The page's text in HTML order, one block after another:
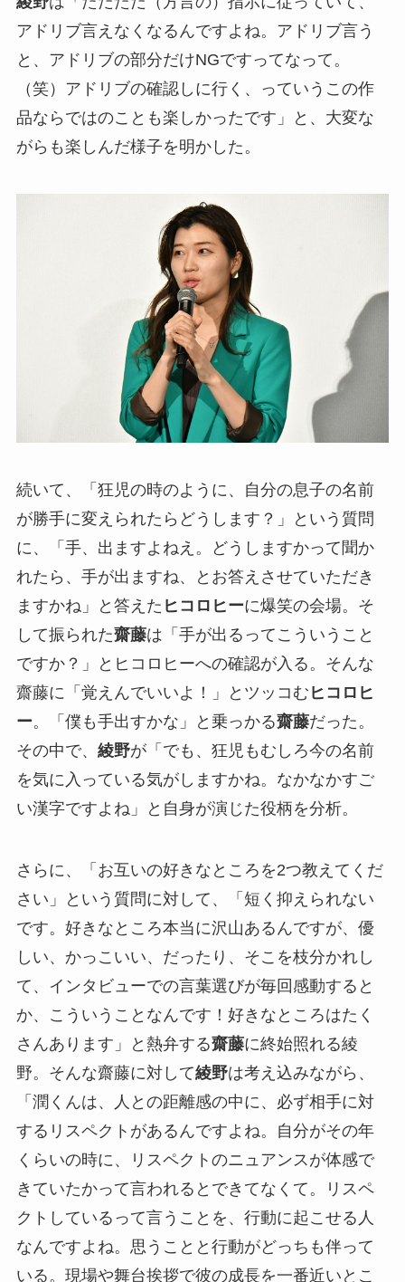
アドリブ言えなくなるんですよね。アドリブ言う
と、アドリブの部分だけNGですってなって。
（笑）アドリブの確認しに行く、っていうこの作
品ならではのことも楽しかったです」と、大変な
がらも楽しんだ様子を明かした。
続いて、「狂児の時のように、自分の息子の名前
が勝手に変えられたらどうします？」という質問
に、「手、出ますよねえ。どうしますかって聞か
れたら、手が出ますね、とお答えさせていただき
ますかね」と答えた ヒコロヒーに爆笑の会場。そ
して振られた齋藤は「手が出るってこういうこと
ですか？」とヒコロヒーへの確認が入る。そんな
齋藤に「覚えんでいいよ！」とツッコむ ヒコロヒ
ー。「僕も手出すかな」と乗っかる齋藤だった。
その中で、 綾野が「でも、狂児もむしろ今の名前
を気に入っている気がしますかね。なかなかすご
い漢字ですよね」と自身が演じた役柄を分析。
さらに、「お互いの好きなところを2つ教えてくだ
さい」という質問に対して、「短く抑えられない
です。好きなところ本当に沢山あるんですが、優
しい、かっこいい、だったり、そこを枝分かれし
て、インタビューでの言葉選びが毎回感動すると
か、こういうことなんです！好きなところはたく
さんあります」と熱弁する齋藤に終始照れる綾
野。そんな齋藤に対して綾野は考え込みながら、
「潤くんは、人との距離感の中に、必ず相手に対
するリスペクトがあるんですよね。自分がその年
くらいの時に、リスペクトのニュアンスが体感で
きていたかって言われるとできてなくて。リスペ
クトしているって言うことを、行動に起こせる人
なんですよね。思うことと行動がどっちも伴って
いる。現場や舞台挨拶で彼の成長を一番近いとこ